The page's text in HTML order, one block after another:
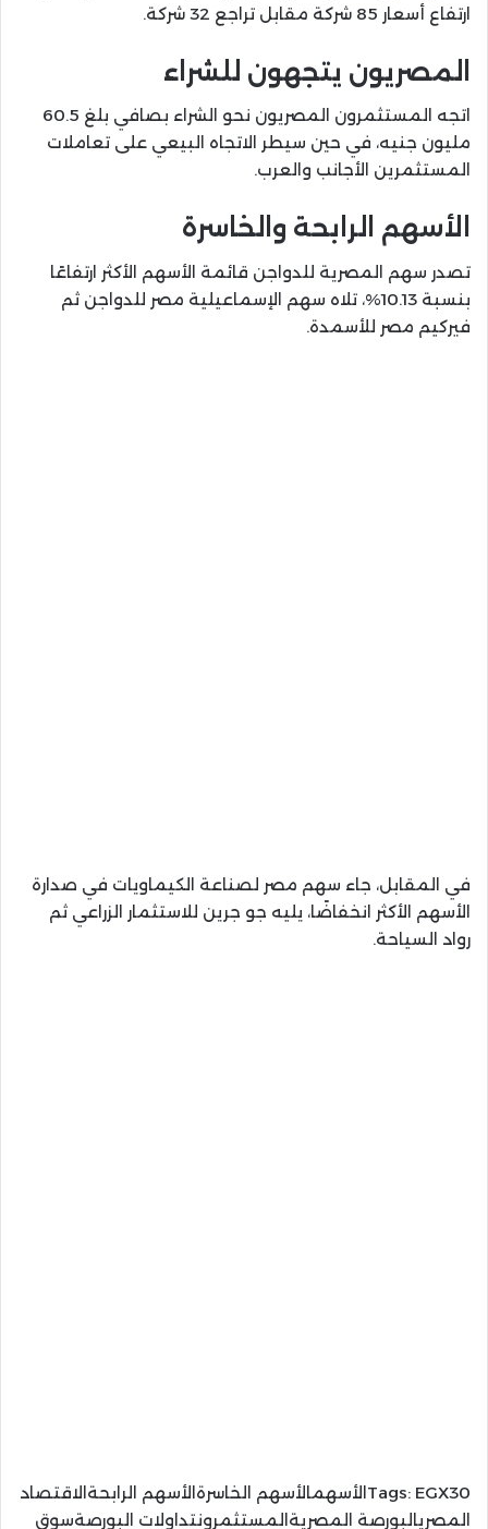
ارتفاع أسعار 85 شركة مقابل تراجع 32 شركة.
المصريون يتجهون للشراء
اتجه المستثمرون المصريون نحو الشراء بصافي بلغ 60.5
مليون جنيه، في حين سيطر الاتجاه البيعي على تعاملات
المستثمرين الأجانب والعرب.
الأسهم الرابحة والخاسرة
تصدر سهم المصرية للدواجن قائمة الأسهم الأكثر ارتفاعًا
بنسبة 10.13%، تلاه سهم الإسماعيلية مصر للدواجن ثم
فيركيم مصر للأسمدة.
في المقابل، جاء سهم مصر لصناعة الكيماويات في صدارة
الأسهم الأكثر انخفاضًا، يليه جو جرين للاستثمار الزراعي ثم
رواد السياحة.
Tags:EGX30الأسهمالأسهم الخاسرةالأسهم الرابحةالاقتصاد
المصريالبورصة المصريةالمستثمرونتداولات البورصةسوق